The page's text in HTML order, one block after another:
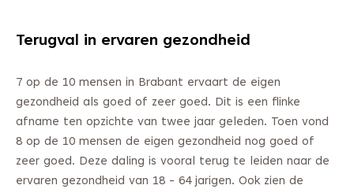
Terugval in ervaren gezondheid
7 op de 10 mensen in Brabant ervaart de eigen
gezondheid als goed of zeer goed. Dit is een flinke
afname ten opzichte van twee jaar geleden. Toen vond
8 op de 10 mensen de eigen gezondheid nog goed of
zeer goed. Deze daling is vooral terug te leiden naar de
ervaren gezondheid van 18 - 64 jarigen. Ook zien de